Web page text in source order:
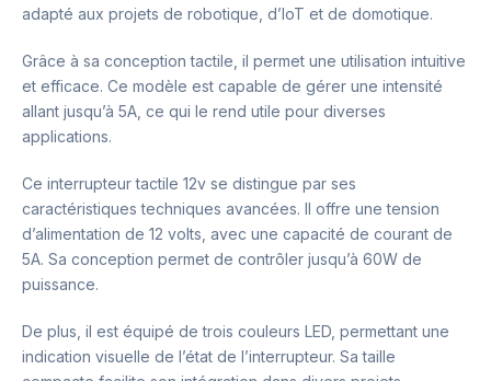
adapté aux projets de robotique, d’IoT et de domotique.
Grâce à sa conception tactile, il permet une utilisation intuitive
et efficace. Ce modèle est capable de gérer une intensité
allant jusqu’à 5A, ce qui le rend utile pour diverses
applications.
Ce interrupteur tactile 12v se distingue par ses
caractéristiques techniques avancées. Il offre une tension
d’alimentation de 12 volts, avec une capacité de courant de
5A. Sa conception permet de contrôler jusqu’à 60W de
puissance.
De plus, il est équipé de trois couleurs LED, permettant une
indication visuelle de l’état de l’interrupteur. Sa taille